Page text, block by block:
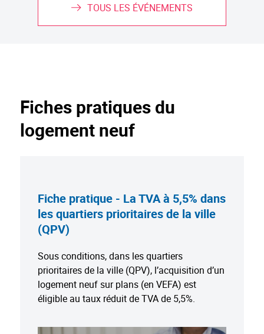
TOUS LES ÉVÉNEMENTS
Fiches pratiques du
logement neuf
Fiche pratique - La TVA à 5,5% dans
les quartiers prioritaires de la ville
(QPV)
Sous conditions, dans les quartiers
prioritaires de la ville (QPV), l’acquisition d’un
logement neuf sur plans (en VEFA) est
éligible au taux réduit de TVA de 5,5%.